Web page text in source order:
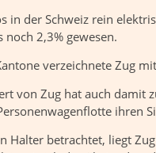
in der Schweiz rein
noch 2,3% gewesen.
verzeichnete Zug
von Zug hat auch
ihren
Halter betrachtet, liegt